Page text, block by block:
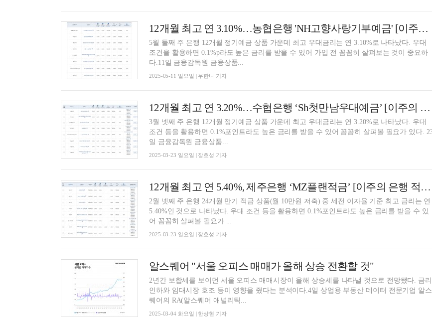
12개월 최고 연 3.10%…농협은행 'NH고향사랑기부예금' [이주의 은행 예금금리-5월 2주]
5월 둘째 주 은행 12개월 정기예금 상품 가운데 최고 우대금리는 연 3.10%로 나타났다. 우대
조건을 활용하면 0.1%p라도 높은 금리를 받을 수 있어 가입 전 꼼꼼히 살펴보는 것이 중요하
다.11일 금융감독원 금융상품...
2025-05-11 일요일 | 우한나 기자
12개월 최고 연 3.20%…수협은행 ‘Sh첫만남우대예금’ [이주의 은행 예금금리-3월 4주]
3월 넷째 주 은행 12개월 정기예금 상품 가운데 최고 우대금리는 연 3.20%로 나타났다. 우대
조건 등을 활용하면 0.1%포인트라도 높은 금리를 받을 수 있어 꼼꼼히 살펴볼 필요가 있다. 23
일 금융감독원 금융상품...
2025-03-23 일요일 | 장호성 기자
12개월 최고 연 5.40%, 제주은행 ‘MZ플랜적금’ [이주의 은행 적금금리-3월 4주]
2월 넷째 주 은행 24개월 만기 적금 상품(월 10만원 저축) 중 세전 이자율 기준 최고 금리는 연
5.40%인 것으로 나타났다. 우대 조건 등을 활용하면 0.1%포인트라도 높은 금리를 받을 수 있
어 꼼꼼히 살펴볼 필요가 ...
2025-03-23 일요일 | 장호성 기자
알스퀘어 "서울 오피스 매매가 올해 상승 전환할 것"
2년간 보합세를 보이던 서울 오피스 매매시장이 올해 상승세를 나타낼 것으로 전망됐다. 금리
인하와 임대시장 호조 등이 영향을 줬다는 분석이다.4일 상업용 부동산 데이터 전문기업 알스
퀘어의 RA(알스퀘어 애널리틱...
2025-03-04 화요일 | 한상현 기자